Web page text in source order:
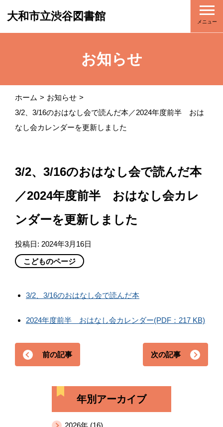
大和市立渋谷図書館 メニュー
お知らせ
ホーム
お知らせ
3/2、3/16のおはなし会で読んだ本／2024年度前半 おは
なし会カレンダーを更新しました
年別アーカイブ
2026年 (16)
3/2、3/16のおはなし会で読んだ本
／2024年度前半 おはなし会カレ
ンダーを更新しました
投稿日: 2024年3月16日
こどものページ
3/2、3/16のおはなし会で読んだ本
2024年度前半 おはなし会カレンダー(PDF：217 KB)
前の記事 次の記事